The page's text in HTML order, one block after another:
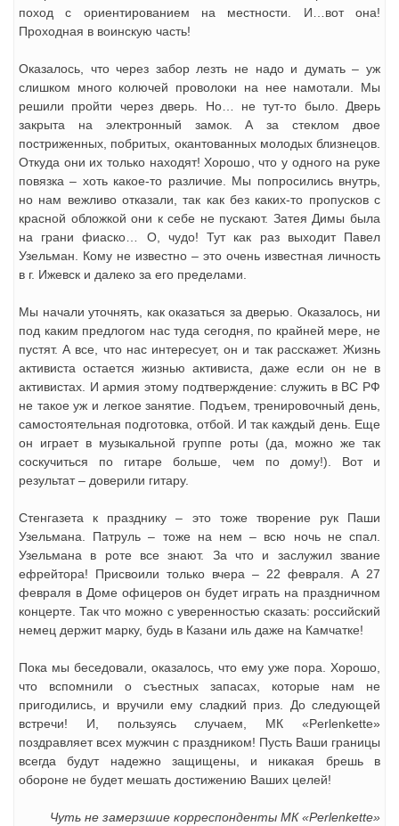
поход с ориентированием на местности. И…вот она!
Проходная в воинскую часть!
Оказалось, что через забор лезть не надо и думать – уж
слишком много колючей проволоки на нее намотали. Мы
решили пройти через дверь. Но… не тут-то было. Дверь
закрыта на электронный замок. А за стеклом двое
постриженных, побритых, окантованных молодых близнецов.
Откуда они их только находят! Хорошо, что у одного на руке
повязка – хоть какое-то различие. Мы попросились внутрь,
но нам вежливо отказали, так как без каких-то пропусков с
красной обложкой они к себе не пускают. Затея Димы была
на грани фиаско… О, чудо! Тут как раз выходит Павел
Узельман. Кому не известно – это очень известная личность
в г. Ижевск и далеко за его пределами.
Мы начали уточнять, как оказаться за дверью. Оказалось, ни
под каким предлогом нас туда сегодня, по крайней мере, не
пустят. А все, что нас интересует, он и так расскажет. Жизнь
активиста остается жизнью активиста, даже если он не в
активистах. И армия этому подтверждение: служить в ВС РФ
не такое уж и легкое занятие. Подъем, тренировочный день,
самостоятельная подготовка, отбой. И так каждый день. Еще
он играет в музыкальной группе роты (да, можно же так
соскучиться по гитаре больше, чем по дому!). Вот и
результат – доверили гитару.
Стенгазета к празднику – это тоже творение рук Паши
Узельмана. Патруль – тоже на нем – всю ночь не спал.
Узельмана в роте все знают. За что и заслужил звание
ефрейтора! Присвоили только вчера – 22 февраля. А 27
февраля в Доме офицеров он будет играть на праздничном
концерте. Так что можно с уверенностью сказать: российский
немец держит марку, будь в Казани иль даже на Камчатке!
Пока мы беседовали, оказалось, что ему уже пора. Хорошо,
что вспомнили о съестных запасах, которые нам не
пригодились, и вручили ему сладкий приз. До следующей
встречи! И, пользуясь случаем, МК «Perlenkette»
поздравляет всех мужчин с праздником! Пусть Ваши границы
всегда будут надежно защищены, и никакая брешь в
обороне не будет мешать достижению Ваших целей!
Чуть не замерзшие корреспонденты МК «Perlenkette»